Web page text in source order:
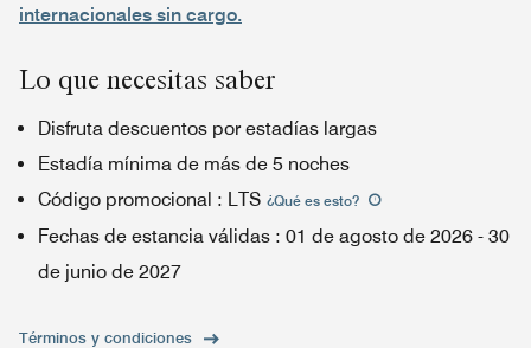
internacionales sin cargo.
Lo que necesitas saber
Disfruta descuentos por estadías largas
Estadía mínima de más de 5 noches
Código promocional : LTS ¿Qué es esto?
Fechas de estancia válidas : 01 de agosto de 2026 - 30
de junio de 2027
Términos y condiciones